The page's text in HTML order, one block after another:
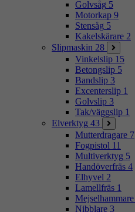
Golvsåg 5
Motorkap 9
Stensåg 5
Kakelskärare 2
Slipmaskin 28
Vinkelslip 15
Betongslip 5
Bandslip 3
Excenterslip 1
Golvslip 3
Tak/väggslip 1
Elverktyg 43
Mutterdragare 7
Fogpistol 11
Multiverktyg 5
Handöverfräs 4
Elhyvel 2
Lamellfräs 1
Mejselhammare
Nibblare 3